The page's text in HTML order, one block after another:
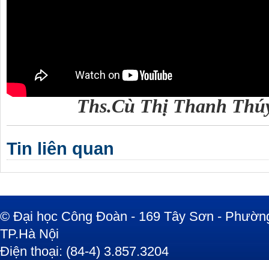
Ths.Cù Thị Thanh
Tin liên quan
© Đại học Công Đoàn - 169 Tây Sơn -
TP.Hà Nội
Điện thoại: (84-4) 3.857.3204